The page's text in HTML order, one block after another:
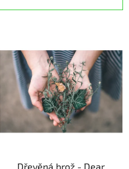
Dřevěná brož - Dear